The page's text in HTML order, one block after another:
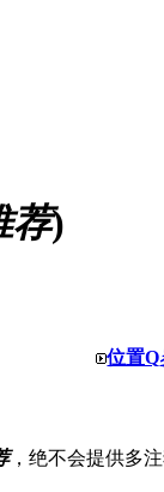
荐)
位置Q
，绝不会提供多